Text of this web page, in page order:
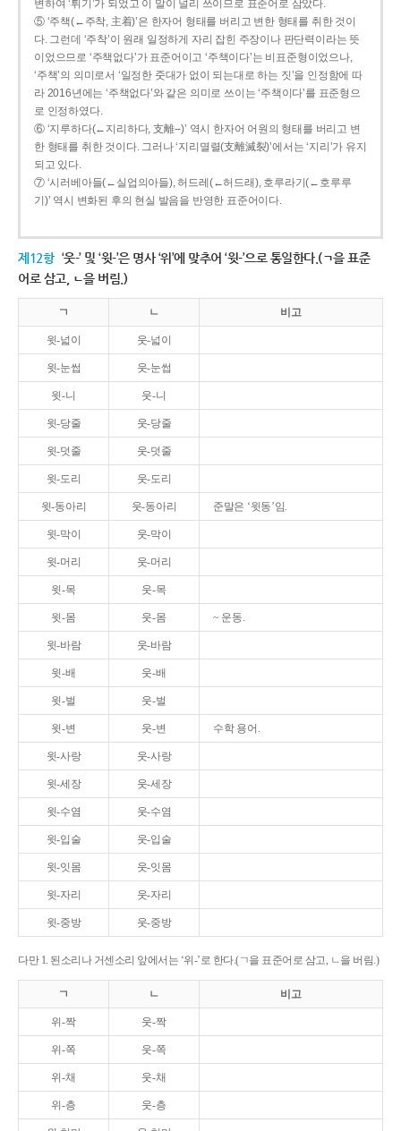
변하여 ‘튀기’가 되었고 이 말이 널리 쓰이므로 표준어로 삼았다.
⑤ ‘주책(←주착, 主着)’은 한자어 형태를 버리고 변한 형태를 취한 것이
다. 그런데 ‘주착’이 원래 일정하게 자리 잡힌 주장이나 판단력이라는 뜻
이었으므로 ‘주책없다’가 표준어이고 ‘주책이다’는 비표준형이었으나,
‘주책’의 의미로서 ‘일정한 줏대가 없이 되는대로 하는 짓’을 인정함에 따
라 2016년에는 ‘주책없다’와 같은 의미로 쓰이는 ‘주책이다’를 표준형으
로 인정하였다.
⑥ ‘지루하다(←지리하다, 支離--)’ 역시 한자어 어원의 형태를 버리고 변
한 형태를 취한 것이다. 그러나 ‘지리멸렬(支離滅裂)’에서는 ‘지리’가 유지
되고 있다.
⑦ ‘시러베아들(←실업의아들), 허드레(←허드래), 호루라기(←호루루
기)’ 역시 변화된 후의 현실 발음을 반영한 표준어이다.
제12항 ‘웃-’ 및 ‘윗-’은 명사 ‘위’에 맞추어 ‘윗-’으로 통일한다.(ㄱ을 표준
어로 삼고, ㄴ을 버림.)
ㄱ ㄴ 비고
윗-넓이 웃-넓이
윗-눈썹 웃-눈썹
윗-니 웃-니
윗-당줄 웃-당줄
윗-덧줄 웃-덧줄
윗-도리 웃-도리
윗-동아리 웃-동아리 준말은 ‘윗동’임.
윗-막이 웃-막이
윗-머리 웃-머리
윗-목 웃-목
윗-몸 웃-몸 ~ 운동.
윗-바람 웃-바람
윗-배 웃-배
윗-벌 웃-벌
윗-변 웃-변 수학 용어.
윗-사랑 웃-사랑
윗-세장 웃-세장
윗-수염 웃-수염
윗-입술 웃-입술
윗-잇몸 웃-잇몸
윗-자리 웃-자리
윗-중방 웃-중방
다만 1. 된소리나 거센소리 앞에서는 ‘위-’로 한다.(ㄱ을 표준어로 삼고, ㄴ을 버림.)
ㄱ ㄴ 비고
위-짝 웃-짝
위-쪽 웃-쪽
위-채 웃-채
위-층 웃-층